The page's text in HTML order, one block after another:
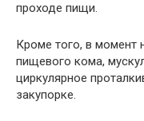
проходе пищи.
Кроме того, в момент
пищевого кома,
циркулярное
закупорке.